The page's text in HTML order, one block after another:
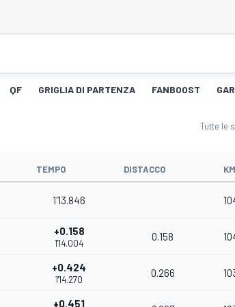
QF GRIGLIA DI PARTENZA FANBOOST
Tutte le
TEMPO DISTACCO
1'13.846
+0.158
1'14.004
0.158
+0.424
1'14.270
0.266
+0.451